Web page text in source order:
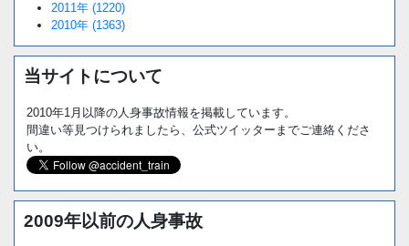
2011年 (1220)
2010年 (1363)
当サイトについて
2010年1月以降の人身事故情報を掲載しています。
間違い等見つけられましたら、公式ツイッターまでご連絡くださ
い。
2009年以前の人身事故